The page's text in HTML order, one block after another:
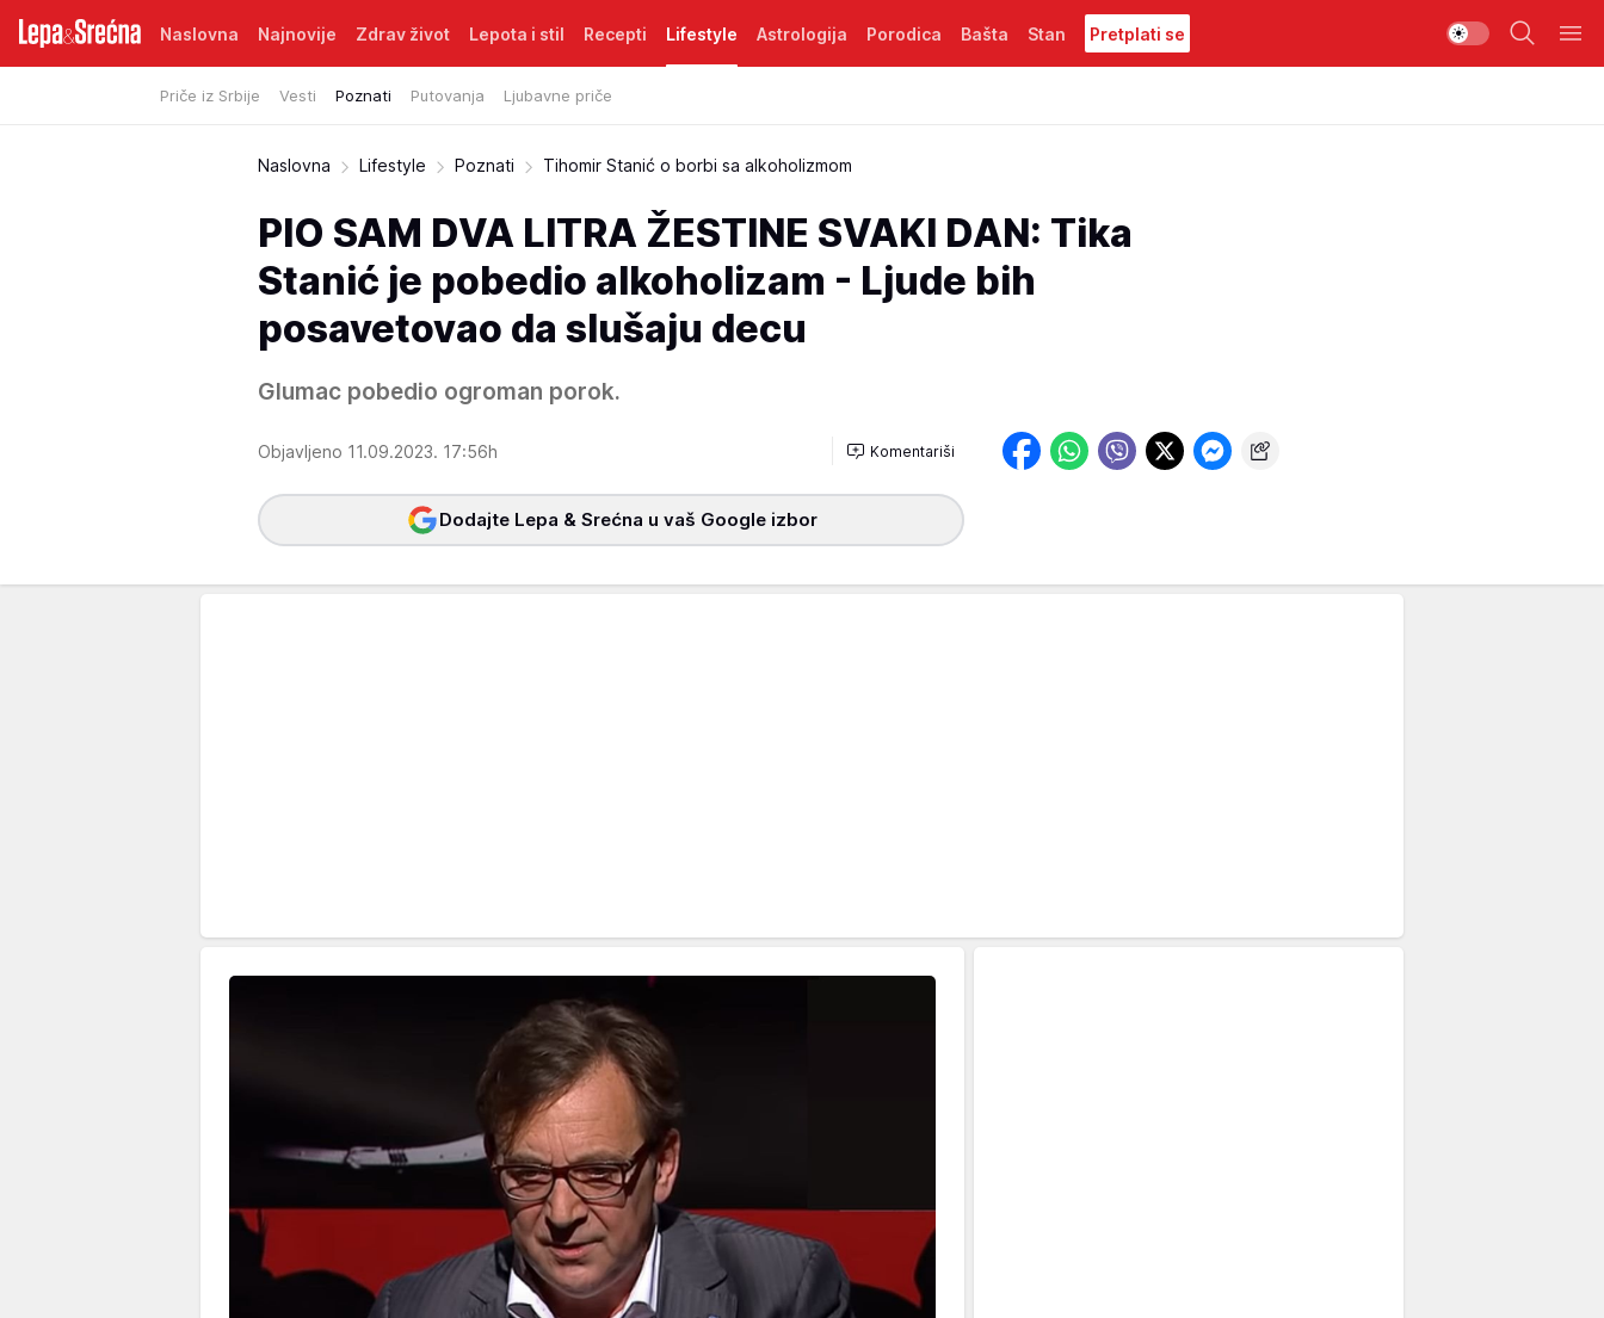
Naslovna Najnovije Zdrav život Lepota i stil Recepti Lifestyle
Priče iz Srbije Vesti Poznati Putovanja Ljubavne priče
Astrologija Porodica Bašta Stan Pretplati se
Naslovna Lifestyle Poznati Tihomir Stanić o borbi sa alkoholizmom
PIO SAM DVA LITRA ŽESTINE SVAKI DAN: Tika
Stanić je pobedio alkoholizam - Ljude bih
posavetovao da slušaju decu
Glumac pobedio ogroman porok.
Objavljeno 11.09.2023. 17:56h Komentariši
Dodajte Lepa & Srećna u vaš Google izbor